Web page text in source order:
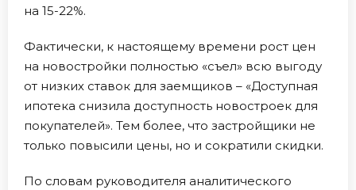
на 15-22%.
Фактически, к настоящему времени рост цен
на новостройки полностью «съел» всю выгоду
от низких ставок для заемщиков – «Доступная
ипотека снизила доступность новостроек для
покупателей». Тем более, что застройщики не
только повысили цены, но и сократили скидки.
По словам руководителя аналитического